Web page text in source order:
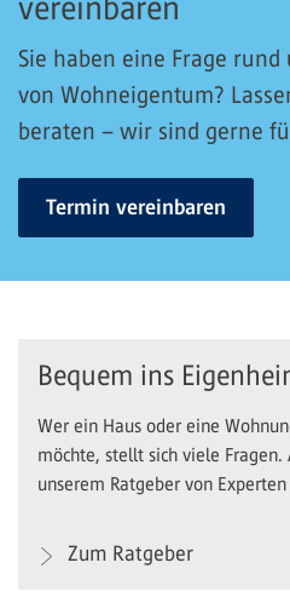
vereinbaren
Sie haben eine Frage
von Wohneigentum?
beraten – wir sind gerne
Termin vereinbaren
Bequem ins
Wer ein Haus oder eine
möchte, stellt sich viele
unserem Ratgeber von
Zum Ratgeber